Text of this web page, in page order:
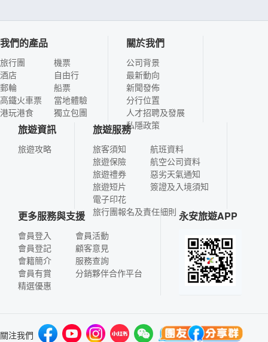
我們的產品
旅行團
酒店
郵輪
高鐵火車票
港玩港食
機票
自由行
船票
當地體驗
獨立包團
關於我們
公司背景
最新動向
新聞發佈
分行位置
人才招聘及發展
私隱政策
旅遊資訊
旅遊攻略
旅遊服務
旅客須知
旅遊保險
旅遊禮券
旅遊短片
電子印花
航班資料
航空公司資料
惡劣天氣通知
簽證及入境須知
旅行團報名及責任細則
更多服務與支援
會員登入
會員登記
會籍簡介
會員有賞
精選優惠
會員活動
顧客意見
服務查詢
分銷夥伴合作平台
永安旅遊APP
關注我們